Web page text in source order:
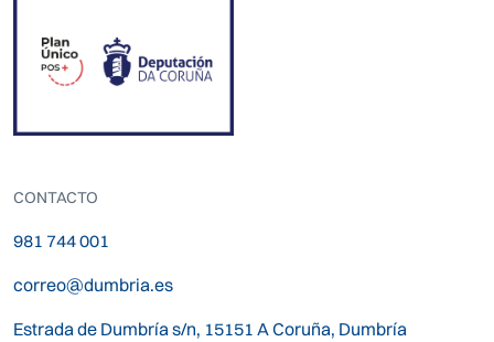
CONTACTO
981 744 001
correo@dumbria.es
Estrada de Dumbría s/n, 15151 A Coruña, Dumbría